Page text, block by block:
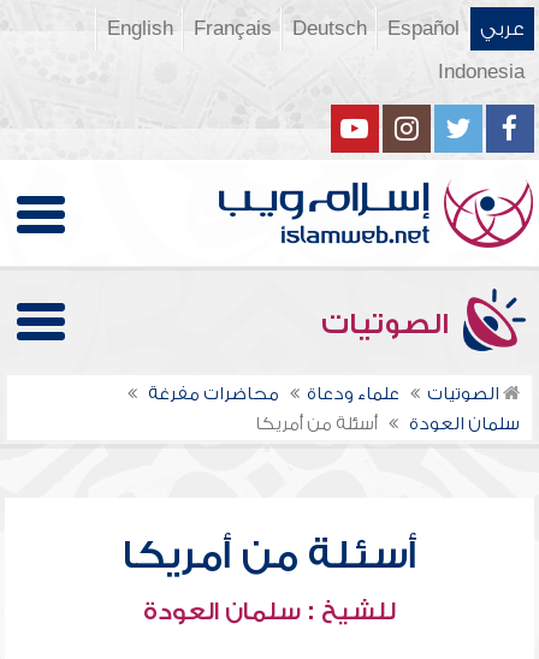
عربي Español
Deutsch
Français
English
Indonesia
الصوتيات
الصوتيات علماء ودعاة
محاضرات مفرغة
سلمان العودة
أسئلة من أمريكا
أسئلة من أمريكا
للشيخ : سلمان العودة